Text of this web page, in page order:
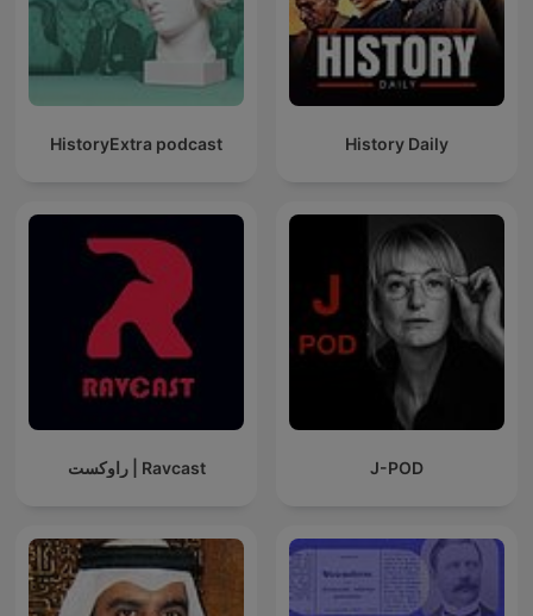
HistoryExtra podcast History Daily
راوکست | Ravcast J-POD